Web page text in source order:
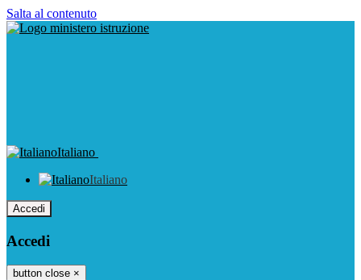
Salta al contenuto
Italiano
Italiano
Accedi
Accedi
button close ×